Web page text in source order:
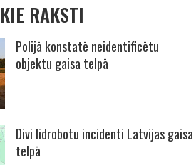
RAKSTI
Polijā konstatē neidentificētu
objektu gaisa telpā
Divi lidrobotu incidenti Latvijas gaisa
telpā